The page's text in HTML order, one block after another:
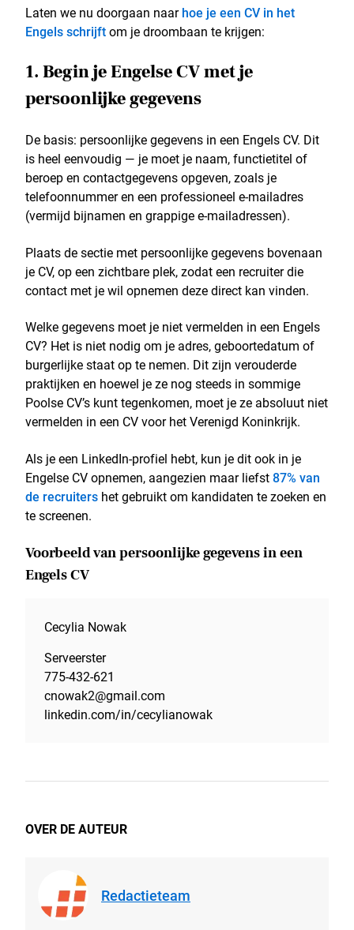
Laten we nu doorgaan naarhoe je een CV in het
Engels schrijftom je droombaan te krijgen:
1. Begin je Engelse CV met je
persoonlijke gegevens
De basis: persoonlijke gegevens in een Engels CV. Dit
is heel eenvoudig — je moet je naam, functietitel of
beroep en contactgegevens opgeven, zoals je
telefoonnummer en een professioneel e-mailadres
(vermijd bijnamen en grappige e-mailadressen).
Plaats de sectie met persoonlijke gegevens bovenaan
je CV, op een zichtbare plek, zodat een recruiter die
contact met je wil opnemen deze direct kan vinden.
Welke gegevens moet je niet vermelden in een Engels
CV? Het is niet nodig om je adres, geboortedatum of
burgerlijke staat op te nemen. Dit zijn verouderde
praktijken en hoewel je ze nog steeds in sommige
Poolse CV’s kunt tegenkomen, moet je ze absoluut niet
vermelden in een CV voor het Verenigd Koninkrijk.
Als je een LinkedIn-profiel hebt, kun je dit ook in je
Engelse CV opnemen, aangezien maar liefst87% van
de recruiters het gebruikt om kandidaten te zoeken en
te screenen.
Voorbeeld van persoonlijke gegevens in een
Engels CV
Cecylia Nowak
Serveerster
775-432-621
cnowak2@gmail.com
linkedin.com/in/cecylianowak
OVER DE AUTEUR
Redactieteam